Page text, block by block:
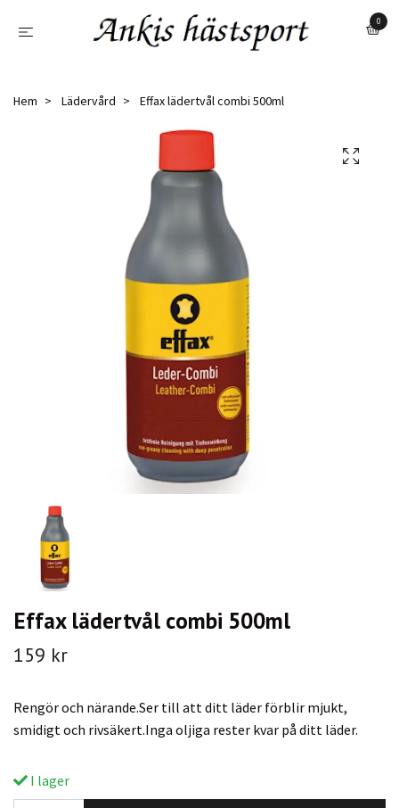
0
Hem Lädervård Effax lädertvål combi 500ml
Effax lädertvål combi 500ml
159 kr
Rengör och närande.Ser till att ditt läder förblir mjukt,
smidigt och rivsäkert.Inga oljiga rester kvar på ditt läder.
I lager